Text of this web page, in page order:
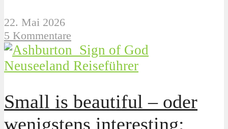
22. Mai 2026
5 Kommentare
Neuseeland Reiseführer
Small is beautiful – oder
wenigstens interesting: